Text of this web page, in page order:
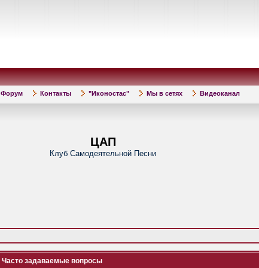
Форум Контакты "Иконостас" Мы в сетях Видеоканал
ЦАП
Клуб Самодеятельной Песни
Часто задаваемые вопросы